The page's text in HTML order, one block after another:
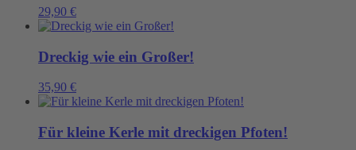
29,90 €
Dreckig wie ein Großer!
35,90 €
Für kleine Kerle mit dreckigen Pfoten!